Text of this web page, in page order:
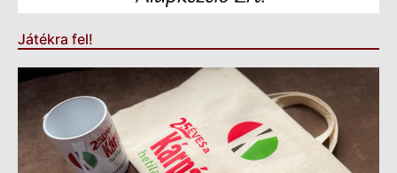
Játékra fel!